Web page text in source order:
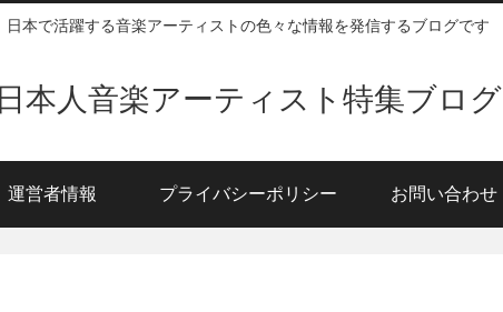
日本で活躍する音楽アーティストの色々な情報を発信するブログです
日本人音楽アーティスト特集ブログ
運営者情報 プライバシーポリシー お問い合わせ